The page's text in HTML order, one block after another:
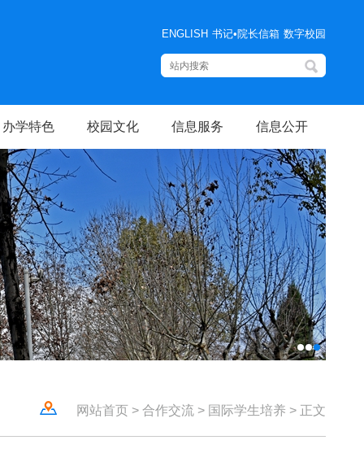
ENGLISH 书记•院长信箱 数字校园
办学特色 校园文化 信息服务 信息公开
网站首页 > 合作交流 > 国际学生培养 > 正文